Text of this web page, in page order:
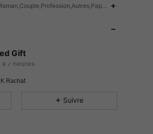
Gift
3.3K
7 heures
de naviguer
Rachat
Suivre